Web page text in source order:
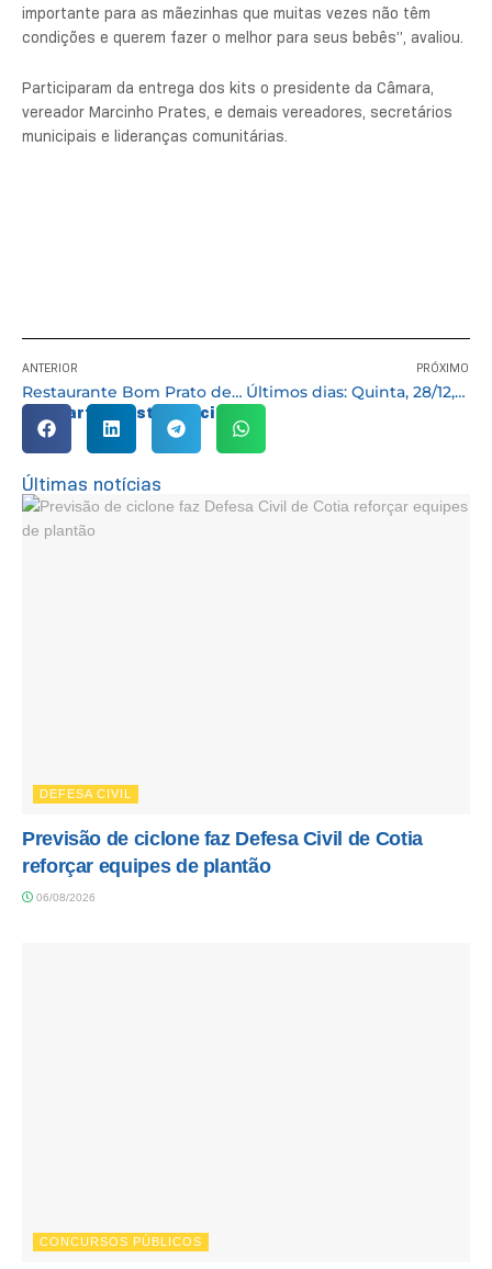
importante para as mãezinhas que muitas vezes não têm
condições e querem fazer o melhor para seus bebês”, avaliou.
Participaram da entrega dos kits o presidente da Câmara,
vereador Marcinho Prates, e demais vereadores, secretários
municipais e lideranças comunitárias.
ANTERIOR
Restaurante Bom Prato de Cotia servirá cardápio especial no Natal e Ano Novo
PRÓXIMO
Últimos dias: Quinta, 28/12, encerra o prazo de anistia de juros e multas de dívidas atrasadas
Compartilhe esta notícia:
Últimas notícias
DEFESA CIVIL
Previsão de ciclone faz Defesa Civil de Cotia
reforçar equipes de plantão
06/08/2026
CONCURSOS PÚBLICOS